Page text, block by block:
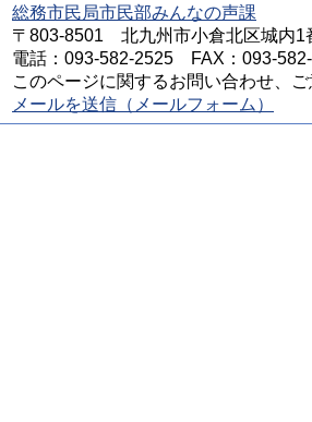
総務市民局市民部みんなの声課
〒803-8501 北九州市小倉北区城内1
電話：093-582-2525 FAX：093-
このページに関するお問い合わせ、
メールを送信（メールフォーム）